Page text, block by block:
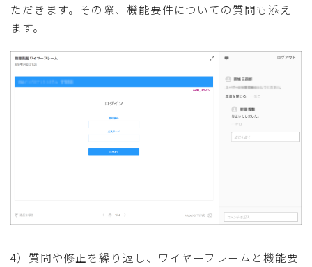
ただきます。その際、機能要件についての質問も添え
ます。
4）質問や修正を繰り返し、ワイヤーフレームと機能要